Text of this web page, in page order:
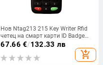
Нов Ntag213 215 Key Writer Rfid
четец на смарт карти ID Badge
Копирно устройство 13.56mhz
Nfc декодер Дубликатор Ic Id Chip
Tag Clone X7
67.66 €/132.33 лв
add_shopping_cart